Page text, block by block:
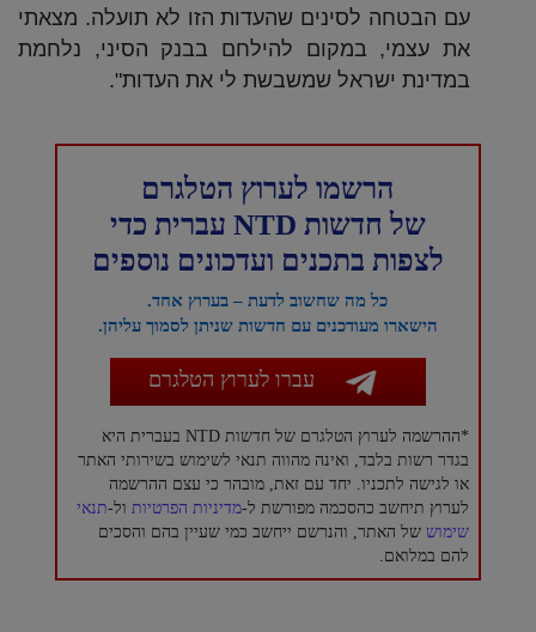
עם הבטחה לסינים שהעדות הזו לא תועלה. מצאתי
את עצמי, במקום להילחם בבנק הסיני, נלחמת
במדינת ישראל שמשבשת לי את העדות".
הרשמו לערוץ הטלגרם
של חדשות NTD עברית כדי
לצפות בתכנים ועדכונים נוספים
כל מה שחשוב לדעת – בערוץ אחד.
הישארו מעודכנים עם חדשות שניתן לסמוך עליהן.
עברו לערוץ הטלגרם
*ההרשמה לערוץ הטלגרם של חדשות NTD בעברית היא
בגדר רשות בלבד, ואינה מהווה תנאי לשימוש בשירותי האתר
או לגישה לתכניו. יחד עם זאת, מובהר כי עצם ההרשמה
לערוץ תיחשב כהסכמה מפורשת ל-מדיניות הפרטיות ול-תנאי
שימוש של האתר, והנרשם ייחשב כמי שעיין בהם והסכים
להם במלואם.